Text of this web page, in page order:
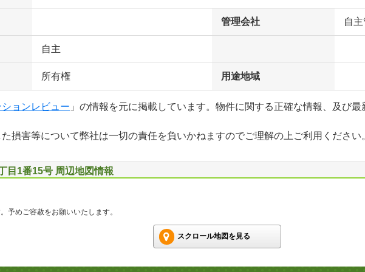
管理会社 自
自主
所有権 用途地域
ションレビュー 」の情報を元に掲載しています。物件に関する正確な情報、及び
損害等について弊社は一切の責任を負いかねますのでご理解の上ご利用ください
目1番15号 周辺地図情報
予めご容赦をお願いいたします。
スクロール地図を見る